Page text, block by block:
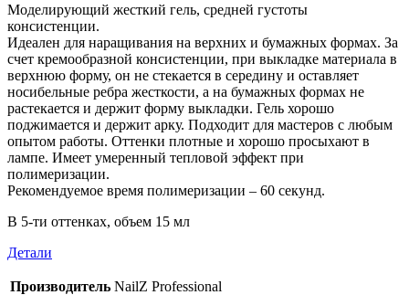
Моделирующий жесткий гель, средней густоты
консистенции.
Идеален для наращивания на верхних и бумажных формах. За
счет кремообразной консистенции, при выкладке материала в
верхнюю форму, он не стекается в середину и оставляет
носибельные ребра жесткости, а на бумажных формах не
растекается и держит форму выкладки. Гель хорошо
поджимается и держит арку. Подходит для мастеров с любым
опытом работы. Оттенки плотные и хорошо просыхают в
лампе. Имеет умеренный тепловой эффект при
полимеризации.
Рекомендуемое время полимеризации – 60 секунд.
В 5-ти оттенках, объем 15 мл
Детали
Производитель NailZ Professional